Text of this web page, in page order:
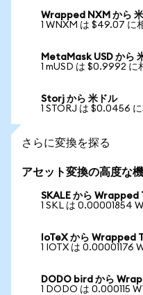
Wrapped NXM から
1 WNXM は $49.07 に
MetaMask USD から
1 mUSD は $0.9992 に
Storj から 米ドル
1 STORJ は $0.0456
さらに変換を探る
アセット変換の高度な
SKALE から Wrapped
1 SKL は 0.00001854
IoTeX から Wrapped
1 IOTX は 0.00001176
DODO bird から
1 DODO は 0.000115